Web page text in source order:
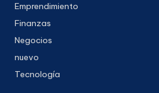
Emprendimiento
Finanzas
Negocios
nuevo
Tecnología